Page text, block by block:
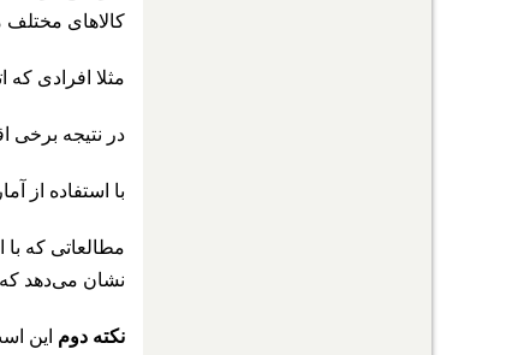
کالاهای مختلف
مثلا افرادی که
در نتیجه برخی
با استفاده از
مطالعاتی که
نشان می‌دهد که
نکته دوم این